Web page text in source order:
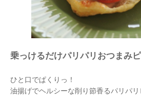
乗っけるだけパリパリおつまみ
ひと口でぱくりっ！
油揚げでヘルシーな削り節香るパリパリ